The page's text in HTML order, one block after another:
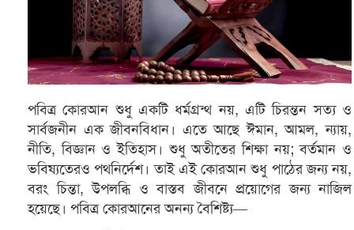
পবিত্র কোরআন শুধু একটি ধর্মগ্রন্থ নয়, এটি চিরন্তন সত্য ও
সার্বজনীন এক জীবনবিধান। এতে আছে ঈমান, আমল, ন্যায়,
নীতি, বিজ্ঞান ও ইতিহাস। শুধু অতীতের শিক্ষা নয়; বর্তমান ও
ভবিষ্যতেরও পথনির্দেশ। তাই এই কোরআন শুধু পাঠের জন্য নয়,
বরং চিন্তা, উপলব্ধি ও বাস্তব জীবনে প্রয়োগের জন্য নাজিল
হয়েছে। পবিত্র কোরআনের অনন্য বৈশিষ্ট্য—